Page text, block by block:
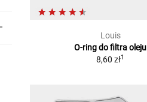
Louis
O-ring do filtra oleju
8,60 zł1